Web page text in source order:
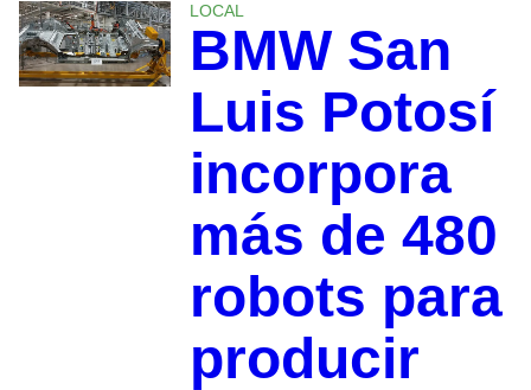
LOCAL
BMW San
Luis Potosí
incorpora
más de 480
robots para
producir